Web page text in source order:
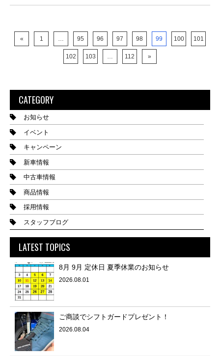
« 1 … 95 96 97 98 99 100 101
102 103 … 112 »
CATEGORY
お知らせ
イベント
キャンペーン
新車情報
中古車情報
商品情報
採用情報
スタッフブログ
LATEST TOPICS
8月 9月 定休日 夏季休業のお知らせ
2026.08.01
ご商談でシフトガードプレゼント！
2026.08.04